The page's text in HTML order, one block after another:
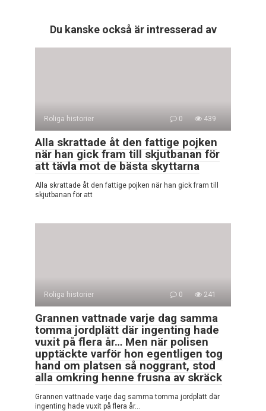
Du kanske också är intresserad av
Roliga historier 0 439
Alla skrattade åt den fattige pojken
när han gick fram till skjutbanan för
att tävla mot de bästa skyttarna
Alla skrattade åt den fattige pojken när han gick fram till
skjutbanan för att
Roliga historier 0 241
Grannen vattnade varje dag samma
tomma jordplätt där ingenting hade
vuxit på flera år… Men när polisen
upptäckte varför hon egentligen tog
hand om platsen så noggrant, stod
alla omkring henne frusna av skräck
Grannen vattnade varje dag samma tomma jordplätt där
ingenting hade vuxit på flera år…